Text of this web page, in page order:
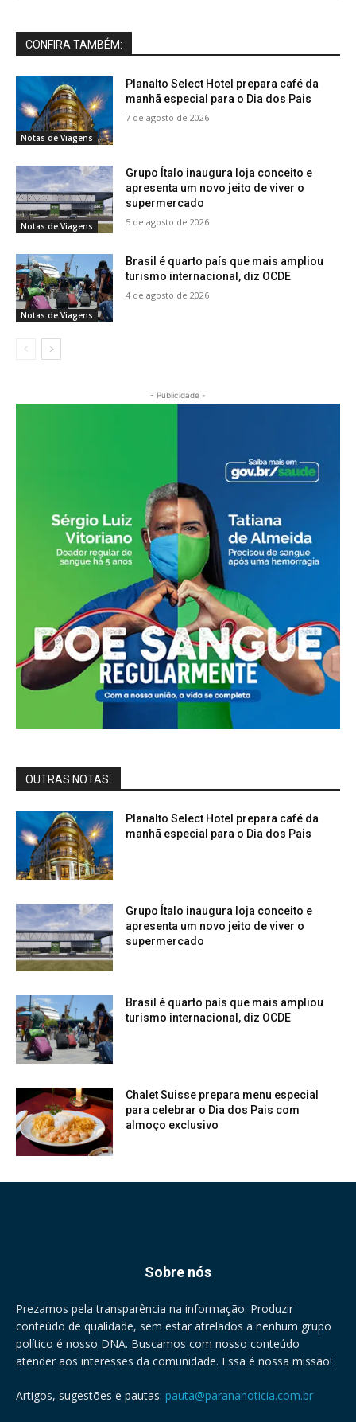
CONFIRA TAMBÉM:
Notas de Viagens
Planalto Select Hotel prepara café da
manhã especial para o Dia dos Pais
7 de agosto de 2026
Notas de Viagens
Grupo Ítalo inaugura loja conceito e
apresenta um novo jeito de viver o
supermercado
5 de agosto de 2026
Notas de Viagens
Brasil é quarto país que mais ampliou
turismo internacional, diz OCDE
4 de agosto de 2026
- Publicidade -
OUTRAS NOTAS:
Planalto Select Hotel prepara café da
manhã especial para o Dia dos Pais
Grupo Ítalo inaugura loja conceito e
apresenta um novo jeito de viver o
supermercado
Brasil é quarto país que mais ampliou
turismo internacional, diz OCDE
Chalet Suisse prepara menu especial
para celebrar o Dia dos Pais com
almoço exclusivo
Sobre nós
Prezamos pela transparência na informação. Produzir
conteúdo de qualidade, sem estar atrelados a nenhum grupo
político é nosso DNA. Buscamos com nosso conteúdo
atender aos interesses da comunidade. Essa é nossa missão!
Artigos, sugestões e pautas: pauta@parananoticia.com.br